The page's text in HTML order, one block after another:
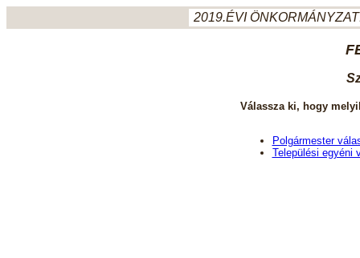
2019.ÉVI
Válassza ki, hogy
Polgármester
Települési egyéni